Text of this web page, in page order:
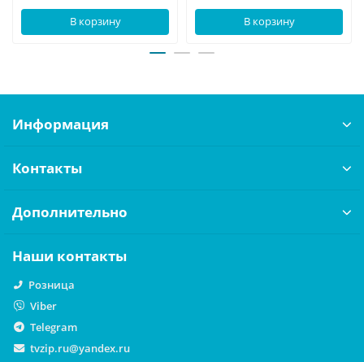
В корзину В корзину
Информация
Контакты
Дополнительно
Наши контакты
Розница
Viber
Telegram
tvzip.ru@yandex.ru